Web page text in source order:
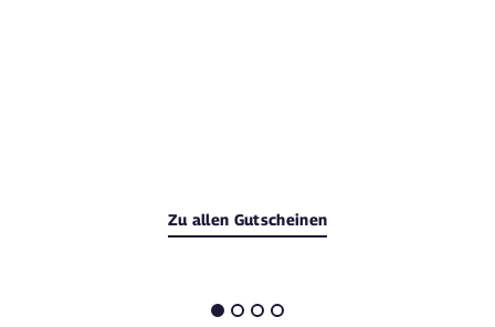
Zu allen Gutscheinen